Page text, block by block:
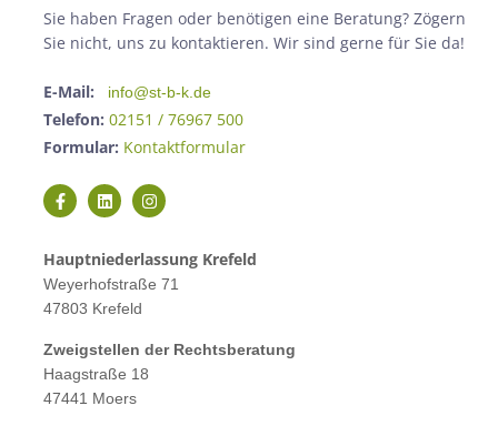
Sie haben Fragen oder benötigen eine Beratung? Zögern
Sie nicht, uns zu kontaktieren. Wir sind gerne für Sie da!
E-Mail: info@st-b-k.de
Telefon: 02151 / 76967 500
Formular: Kontaktformular
Hauptniederlassung Krefeld
Weyerhofstraße 71
47803 Krefeld
Zweigstellen der Rechtsberatung
Haagstraße 18
47441 Moers